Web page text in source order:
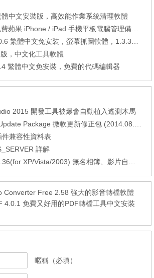
中文安裝版，高效能作業系統清理軟體
果 iPhone / iPad 手機平板電腦管理備份還原軟體
體中文免安裝，螢幕抓圖軟體，1.3.315 安裝版
，中文化工具軟體
繁體中文免安裝，免費的代碼編輯器
2015 開發工具被爆會自動植入遙測木馬
Package 微軟更新修正包 (2014.08.19)
兼容性資料表
詳解
XP/Vista/2003) 無名相簿、影片自動下載器
Converter Free 2.58 強大的影音轉檔軟體
4.0.1 免費又好用的PDF轉檔工具中文安裝
暱稱（必填）